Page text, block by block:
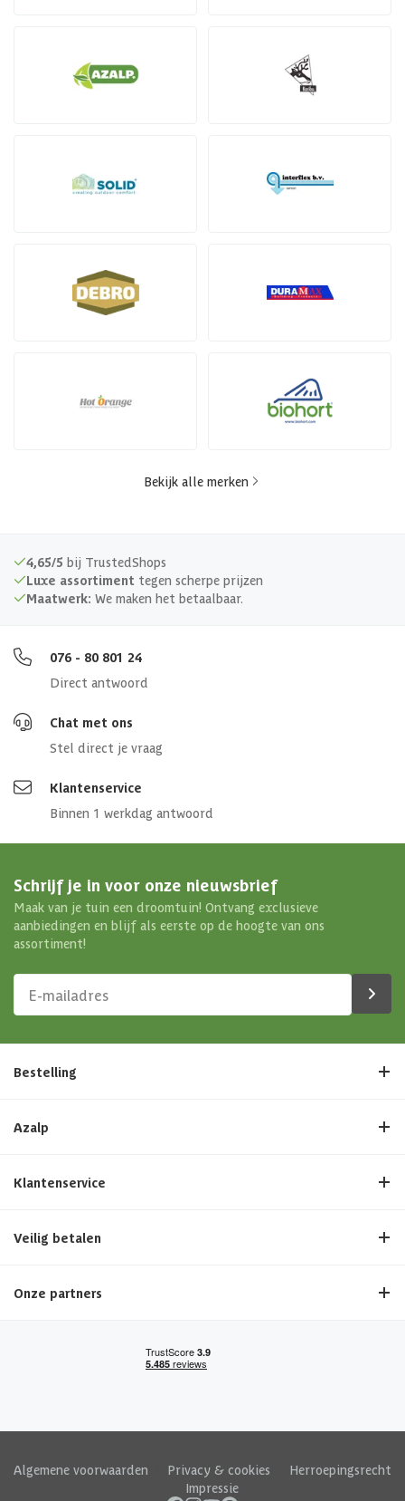
Bekijk alle merken
4,65/5 bij TrustedShops
Luxe assortiment tegen scherpe prijzen
Maatwerk: We maken het betaalbaar.
076 - 80 801 24
Direct antwoord
Chat met ons
Stel direct je vraag
Klantenservice
Binnen 1 werkdag antwoord
Schrijf je in voor onze nieuwsbrief
Maak van je tuin een droomtuin! Ontvang exclusieve
aanbiedingen en blijf als eerste op de hoogte van ons
assortiment!
Bestelling
Azalp
Klantenservice
Veilig betalen
Onze partners
Algemene voorwaarden Privacy & cookies
Herroepingsrecht
Impressie